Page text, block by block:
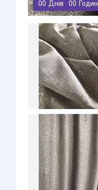
00 Днів 00 Годин